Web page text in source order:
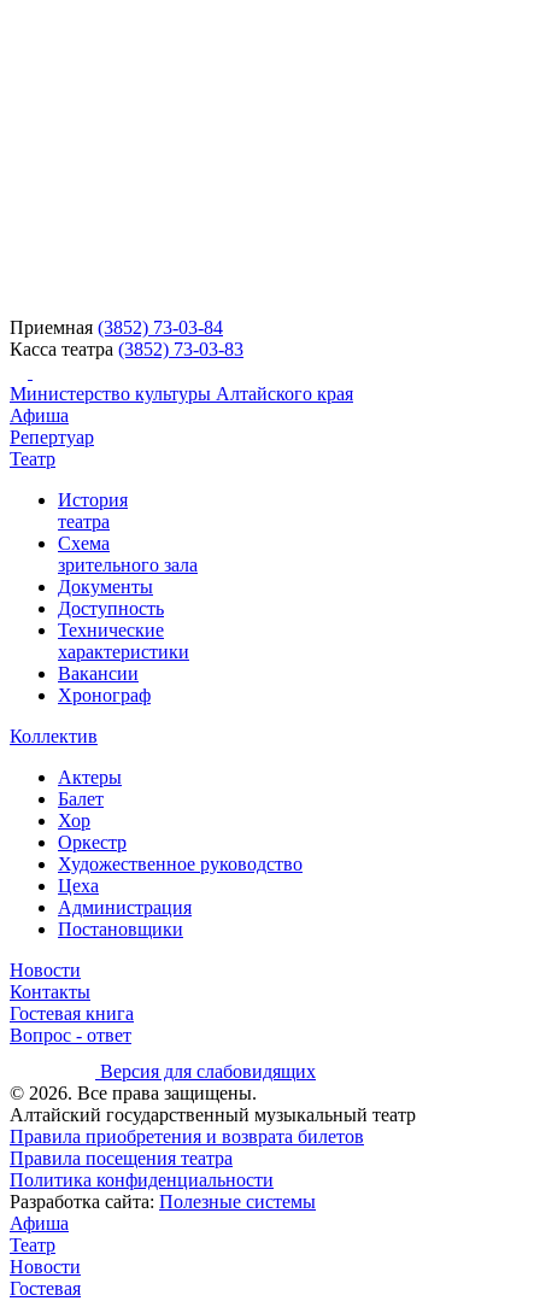
Приемная (3852) 73-03-84
Касса театра (3852) 73-03-83
Министерство культуры Алтайского края
Афиша
Репертуар
Театр
История
театра
Схема
зрительного зала
Документы
Доступность
Технические
характеристики
Вакансии
Хронограф
Коллектив
Актеры
Балет
Хор
Оркестр
Художественное руководство
Цеха
Администрация
Постановщики
Новости
Контакты
Гостевая книга
Вопрос - ответ
Версия для слабовидящих
© 2026. Все права защищены.
Алтайский государственный музыкальный театр
Правила приобретения и возврата билетов
Правила посещения театра
Политика конфиденциальности
Разработка сайта: Полезные системы
Афиша
Театр
Новости
Гостевая